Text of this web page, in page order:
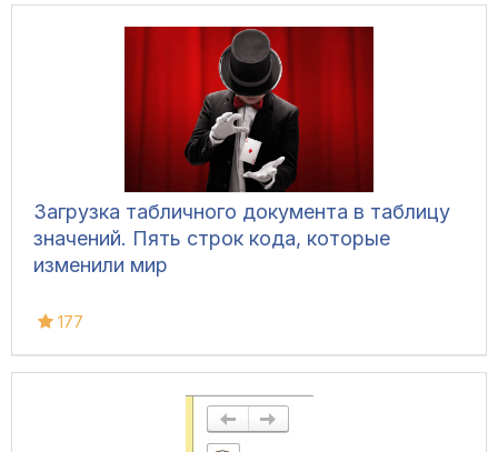
Загрузка табличного документа в таблицу
значений. Пять строк кода, которые
изменили мир
177